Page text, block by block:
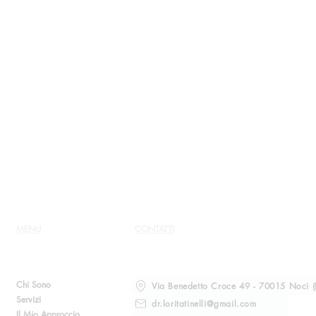
Chi Sono
Servizi
Via Benedetto Croce 49 - 70015 Noci
dr.loritatinelli@gmail.com